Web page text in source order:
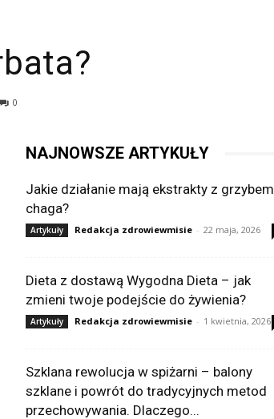
0
NAJNOWSZE ARTYKUŁY
Jakie działanie mają ekstrakty z grzybem
chaga?
Artykuły Redakcja zdrowiewmisie - 22 maja, 2026
Dieta z dostawą Wygodna Dieta – jak
zmieni twoje podejście do żywienia?
Artykuły Redakcja zdrowiewmisie - 1 kwietnia, 2026
Szklana rewolucja w spiżarni – balony
szklane i powrót do tradycyjnych metod
przechowywania. Dlaczego...